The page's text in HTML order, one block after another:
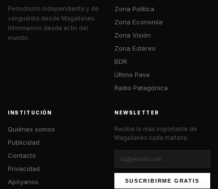
Periodismo independiente y de
vanguardia desde Magallanes.
Informamos desde el fin del
mundo.
Zona Política
Zona Economía
Zona Visión
Zona Estéreo
BDR
Último Pase
Radio Patagónica
INSTITUCIÓN
Quiénes somos
Publicidad
Contacto
Privacidad
Apóyanos
NEWSLETTER
Recibe lo más importante de
Magallanes cada mañana.
SUSCRIBIRME GRATIS